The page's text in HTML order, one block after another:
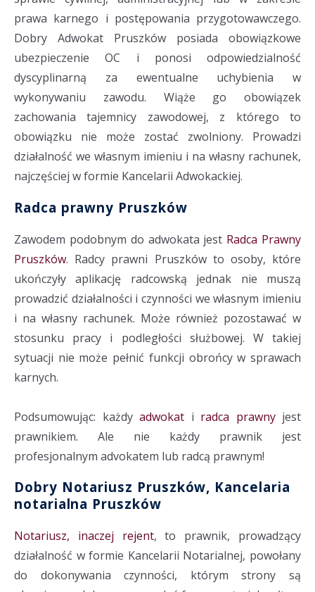
prawa karnego i postępowania przygotowawczego.
Dobry Adwokat Pruszków posiada obowiązkowe
ubezpieczenie OC i ponosi odpowiedzialność
dyscyplinarną za ewentualne uchybienia w
wykonywaniu zawodu. Wiąże go obowiązek
zachowania tajemnicy zawodowej, z którego to
obowiązku nie może zostać zwolniony. Prowadzi
działalność we własnym imieniu i na własny rachunek,
najczęściej w formie Kancelarii Adwokackiej.
Radca prawny Pruszków
Zawodem podobnym do adwokata jest Radca Prawny
Pruszków. Radcy prawni Pruszków to osoby, które
ukończyły aplikację radcowską jednak nie muszą
prowadzić działalności i czynności we własnym imieniu
i na własny rachunek. Może również pozostawać w
stosunku pracy i podległości służbowej. W takiej
sytuacji nie może pełnić funkcji obrońcy w sprawach
karnych.
Podsumowując: każdy adwokat i radca prawnyjest
prawnikiem. Ale nie każdy prawnik jest
profesjonalnym advokatem lub radcą prawnym!
Dobry Notariusz Pruszków, Kancelaria
notarialna Pruszków
Notariusz, inaczej rejent, to prawnik, prowadzący
działalność w formie Kancelarii Notarialnej, powołany
do dokonywania czynności, którym strony są